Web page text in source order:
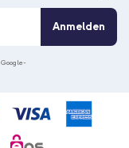
Anmelden
Google-